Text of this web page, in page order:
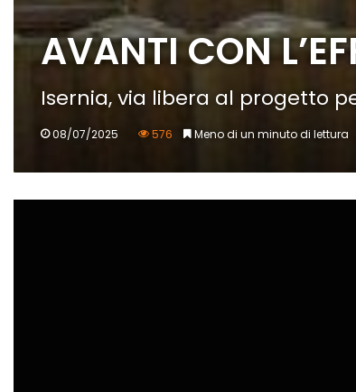
AVANTI CON
Isernia, via libera al progetto
08/07/2025 576 Meno di un minuto di lettura